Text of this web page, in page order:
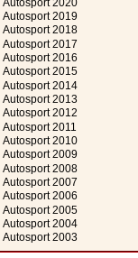
Autosport 2019
Autosport 2018
Autosport 2017
Autosport 2016
Autosport 2015
Autosport 2014
Autosport 2013
Autosport 2012
Autosport 2011
Autosport 2010
Autosport 2009
Autosport 2008
Autosport 2007
Autosport 2006
Autosport 2005
Autosport 2004
Autosport 2003